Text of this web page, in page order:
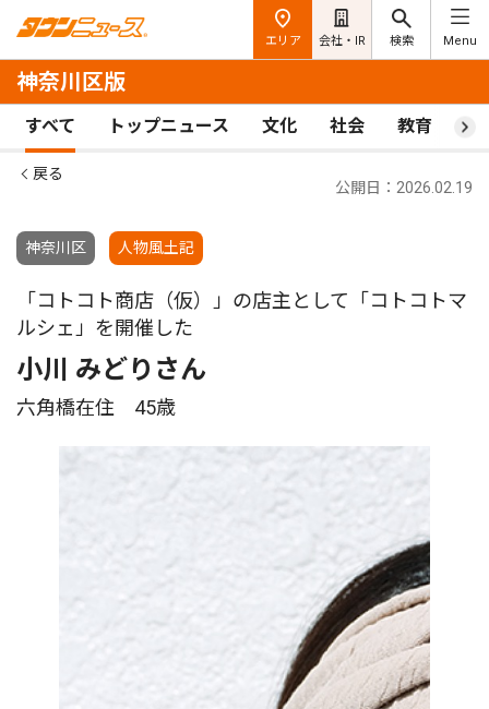
エリア 会社・IR 検索 Menu
神奈川区版
すべて トップニュース 文化 社会 教育 ス
戻る
神奈川区 人物風土記
公開日：2026.02.19
「コトコト商店（仮）」の店主として「コトコトマ
ルシェ」を開催した
小川 みどりさん
六角橋在住 45歳